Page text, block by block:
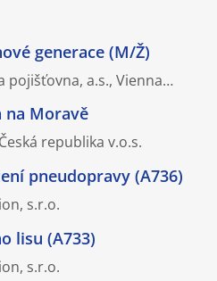
generace (M/Ž)
pojišťovna, a.s., Vienna…
na Moravě
republika v.o.s.
pneudopravy (A736)
s.r.o.
lisu (A733)
s.r.o.